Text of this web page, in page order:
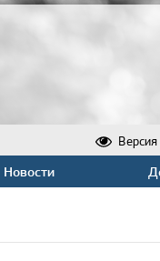
Новости